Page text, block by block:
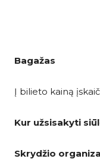
Bagažas
Į bilieto kainą
Kur užsisakyti
Skrydžio